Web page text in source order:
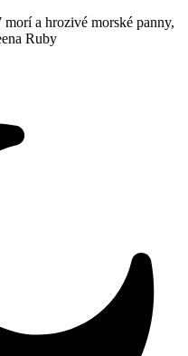
a hrozivé morské panny,
Ruby